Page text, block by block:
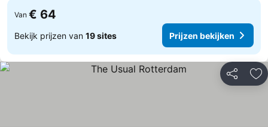
Van € 64
Bekijk prijzen van 19 sites Prijzen bekijken
Delen